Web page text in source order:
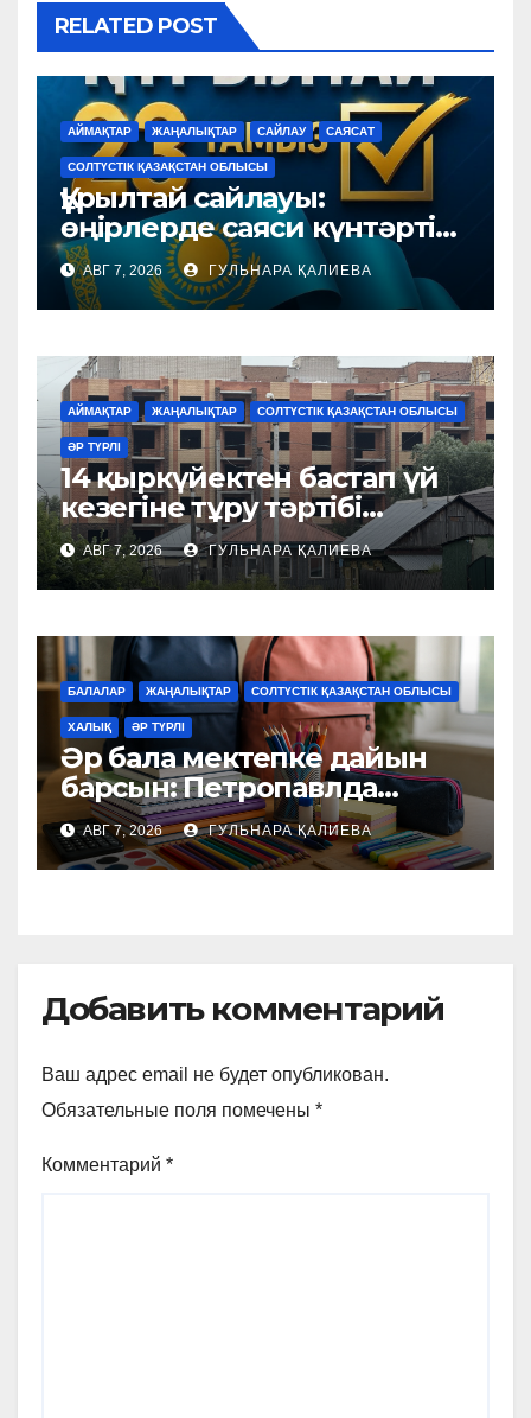
RELATED POST
АЙМАҚТАР ЖАҢАЛЫҚТАР САЙЛАУ САЯСАТ
СОЛТҮСТІК ҚАЗАҚСТАН ОБЛЫСЫ
Құрылтай сайлауы:
өңірлерде саяси күнтәртібі
қалай түзіледі?
АВГ 7, 2026 ГУЛЬНАРА ҚАЛИЕВА
АЙМАҚТАР ЖАҢАЛЫҚТАР СОЛТҮСТІК ҚАЗАҚСТАН ОБЛЫСЫ
ӘР ТҮРЛІ
14 қыркүйектен бастап үй
кезегіне тұру тәртібі
өзгереді
АВГ 7, 2026 ГУЛЬНАРА ҚАЛИЕВА
БАЛАЛАР ЖАҢАЛЫҚТАР СОЛТҮСТІК ҚАЗАҚСТАН ОБЛЫСЫ
ХАЛЫҚ ӘР ТҮРЛІ
Әр бала мектепке дайын
барсын: Петропавлда
қайырымдылық акциясы
басталды
АВГ 7, 2026 ГУЛЬНАРА ҚАЛИЕВА
Добавить комментарий
Ваш адрес email не будет опубликован.
Обязательные поля помечены *
Комментарий *